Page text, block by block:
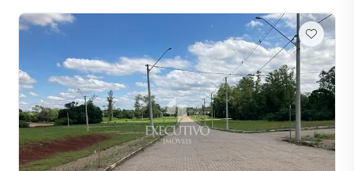
Arroio do Meio está localizado a aproximadamente 120
quilômetros a oeste da capital do estado, Porto Alegre. A
cidade possui um alto Índice de Desenvolvimento Humano
(IDH) e se destaca por sua estrutura bem organizada, com
ampla oferta de serviços públicos, escolas e hospitais. Os
habitantes de Arroio do Meio são acolhedores e valorizam
suas tradições culturais, mantendo vivo o folclore típico da
região sul do Brasil.